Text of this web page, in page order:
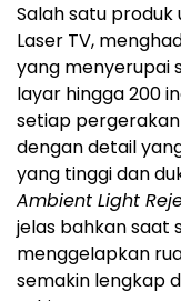
Salah satu produk
Laser TV,
yang menyerupai
layar hingga 200
setiap
dengan detail
yang tinggi dan
Ambient Light
jelas bahkan saat
menggelapkan
semakin lengkap